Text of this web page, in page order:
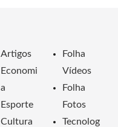
Artigos
Economi
a
Esporte
Cultura
Folha
Vídeos
Folha
Fotos
Tecnolog